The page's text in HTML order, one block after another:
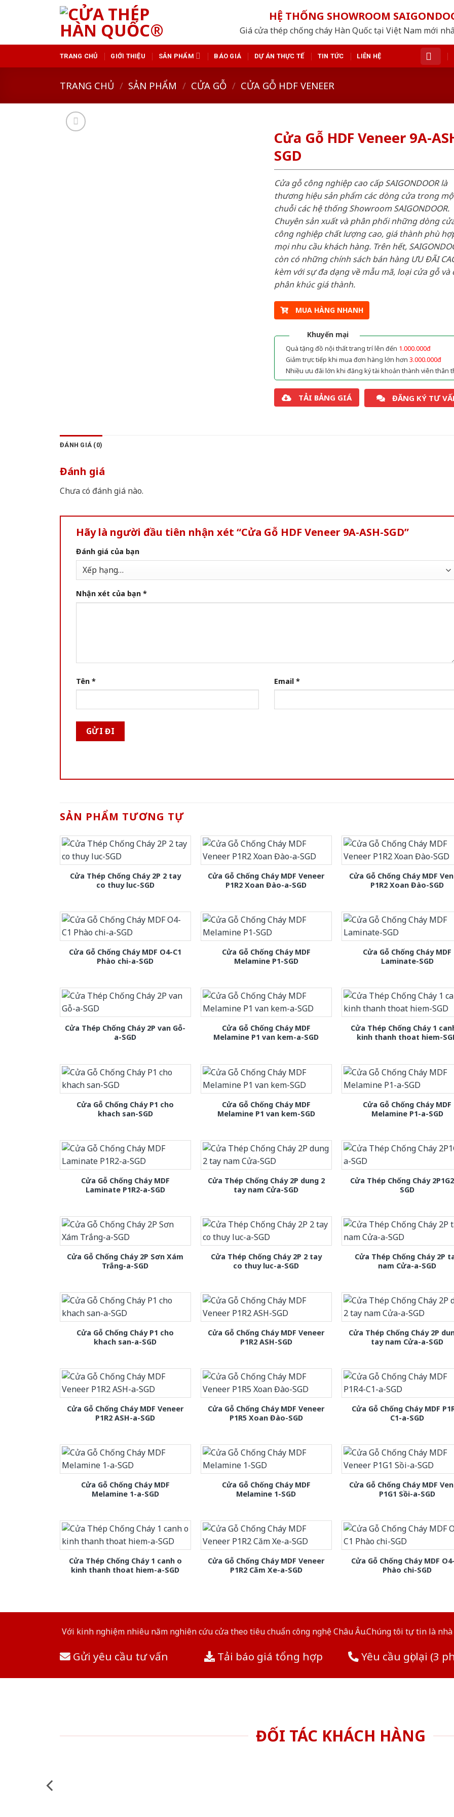
HỆ THỐNG SHOWROOM
Giá cửa thép chống cháy Hàn Quốc tại Việt Nam mới
TRANG CHỦ GIỚI THIỆU SẢN PHẨM BÁO GIÁ DỰ ÁN THỰC TẾ TIN TỨC LIÊN HỆ
TRANG CHỦ / SẢN PHẨM / CỬA GỖ / CỬA GỖ HDF VENEER
Cửa Gỗ HDF Veneer 9A-
SGD
Cửa gỗ công nghiệp cao cấp SAIGONDOOR là
thương hiệu sản phẩm các dòng cửa trong
chuỗi các hệ thống Showroom SAIGONDOOR.
Chuyên sản xuất và phân phối những dòng
công nghiệp chất lượng cao, giá thành phù
mọi nhu cầu khách hàng. Trên hết,
còn có những chính sách bán hàng ƯU ĐÃI
kèm với sự đa dạng về mẫu mã, loại cửa gỗ và
phân khúc giá thành.
MUA HÀNG NHANH
Khuyến mại
Quà tặng đồ nội thất trang trí lên đến 1.000.000đ
Giảm trực tiếp khi mua đơn hàng lớn hơn 3.000.000đ
Nhiều ưu đãi lớn khi đăng ký tài khoản thành viên thân
TẢI BẢNG GIÁ ĐĂNG KÝ TƯ
ĐÁNH GIÁ (0)
Đánh giá
Chưa có đánh giá nào.
Hãy là người đầu tiên nhận xét “Cửa Gỗ HDF Veneer 9A-ASH-SGD”
Đánh giá của bạn
Nhận xét của bạn *
Tên * Email *
SẢN PHẨM TƯƠNG TỰ
Cửa Thép Chống Cháy 2P 2 tay
co thuy luc-SGD
Cửa Gỗ Chống Cháy MDF Veneer
P1R2 Xoan Đào-a-SGD
Cửa Gỗ Chống Cháy MDF
P1R2 Xoan Đào-SGD
Cửa Gỗ Chống Cháy MDF O4-C1
Phào chi-a-SGD
Cửa Gỗ Chống Cháy MDF
Melamine P1-SGD
Cửa Gỗ Chống Cháy MDF
Laminate-SGD
Cửa Thép Chống Cháy 2P van Gỗ-
a-SGD
Cửa Gỗ Chống Cháy MDF
Melamine P1 van kem-a-SGD
Cửa Thép Chống Cháy 1
kinh thanh thoat hiem-
Cửa Gỗ Chống Cháy P1 cho
khach san-SGD
Cửa Gỗ Chống Cháy MDF
Melamine P1 van kem-SGD
Cửa Gỗ Chống Cháy MDF
Melamine P1-a-SGD
Cửa Gỗ Chống Cháy MDF
Laminate P1R2-a-SGD
Cửa Thép Chống Cháy 2P dung 2
tay nam Cửa-SGD
Cửa Thép Chống Cháy
SGD
Cửa Gỗ Chống Cháy 2P Sơn Xám
Trắng-a-SGD
Cửa Thép Chống Cháy 2P 2 tay
co thuy luc-a-SGD
Cửa Thép Chống Cháy 2P
nam Cửa-a-SGD
Cửa Gỗ Chống Cháy P1 cho
khach san-a-SGD
Cửa Gỗ Chống Cháy MDF Veneer
P1R2 ASH-SGD
Cửa Thép Chống Cháy 2P
tay nam Cửa-a-SGD
Cửa Gỗ Chống Cháy MDF Veneer
P1R2 ASH-a-SGD
Cửa Gỗ Chống Cháy MDF Veneer
P1R5 Xoan Đào-SGD
Cửa Gỗ Chống Cháy MDF
C1-a-SGD
Cửa Gỗ Chống Cháy MDF
Melamine 1-a-SGD
Cửa Gỗ Chống Cháy MDF
Melamine 1-SGD
Cửa Gỗ Chống Cháy MDF
P1G1 Sồi-a-SGD
Cửa Thép Chống Cháy 1 canh o
kinh thanh thoat hiem-a-SGD
Cửa Gỗ Chống Cháy MDF Veneer
P1R2 Căm Xe-a-SGD
Cửa Gỗ Chống Cháy MDF
Phào chi-SGD
Với kinh nghiệm nhiêu năm nghiên cứu cửa theo tiêu chuẩn công nghệ Châu Âu.Chúng tôi tự tin là
Gửi yêu cầu tư vấn Tải báo giá tổng hợp Yêu cầu gọi lại (3
ĐỐI TÁC KHÁCH HÀNG